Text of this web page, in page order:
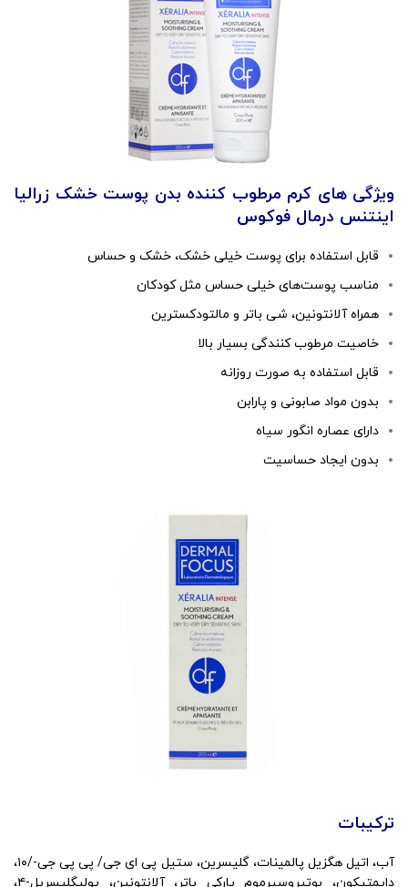
ویژگی های کرم مرطوب کننده بدن پوست خشک زرالیا
اینتنس درمال فوکوس
قابل استفاده برای پوست خیلی خشک، خشک و حساس
مناسب پوست‌های خیلی حساس مثل کودکان
همراه آلانتونین، شی باتر و مالتودکسترین
خاصیت مرطوب کنندگی بسیار بالا
قابل استفاده به صورت روزانه
بدون مواد صابونی و پارابن
دارای عصاره انگور سیاه
بدون ایجاد حساسیت
ترکیبات
آب، اتیل هگزیل پالمینات، گلیسرین، ستیل پی ای جی/ پی پی جی-/۱۰،
دایمتیکون، بوتیروسپرموم پارکی باتر، آلانتونین، پولیگلیسریل-۴،